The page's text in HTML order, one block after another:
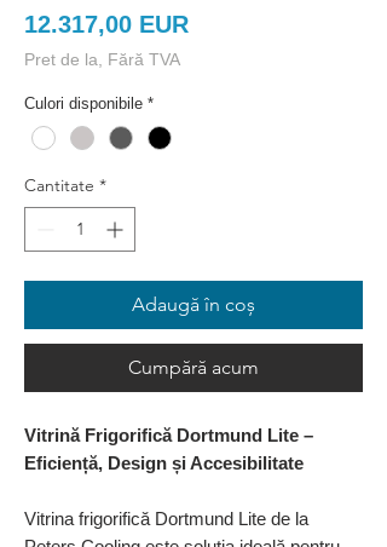
12.317,00 EURPreț
Pret de la, Fără TVA
Culori disponibile *
Cantitate *
Adaugă în coș
Cumpără acum
Vitrină Frigorifică Dortmund Lite –
Eficiență, Design și Accesibilitate
Vitrina frigorifică Dortmund Lite de la